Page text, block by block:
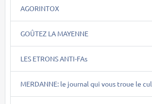
AGORINTOX
GOÛTEZ LA MAYENNE
LES ETRONS ANTI-FAs
MERDANNE: le journal qui vous troue le cul